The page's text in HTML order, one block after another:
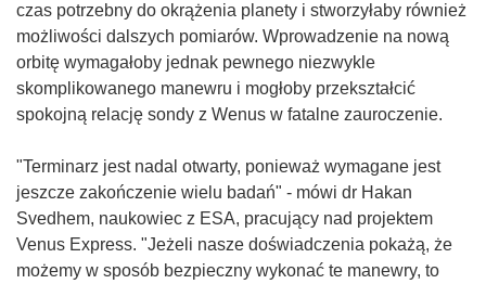
czas potrzebny do okrążenia planety i stworzyłaby również
możliwości dalszych pomiarów. Wprowadzenie na nową
orbitę wymagałoby jednak pewnego niezwykle
skomplikowanego manewru i mogłoby przekształcić
spokojną relację sondy z Wenus w fatalne zauroczenie.
"Terminarz jest nadal otwarty, ponieważ wymagane jest
jeszcze zakończenie wielu badań" - mówi dr Hakan
Svedhem, naukowiec z ESA, pracujący nad projektem
Venus Express. "Jeżeli nasze doświadczenia pokażą, że
możemy w sposób bezpieczny wykonać te manewry, to